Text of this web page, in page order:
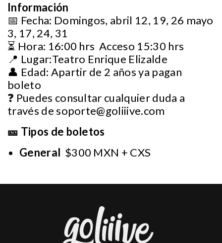
Información
📅 Fecha: Domingos, abril 12, 19, 26 mayo
3, 17, 24, 31
⏳ Hora: 16:00 hrs Acceso 15:30 hrs
📍 Lugar:Teatro Enrique Elizalde
👤 Edad: Apartir de 2 años ya pagan
boleto
❓ Puedes consultar cualquier duda a
través desoporte@goliiive.com
🎫 Tipos de boletos
General $300 MXN + CXS